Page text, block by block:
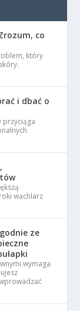
co
który
i dbać o
przyciąga
wachlarz
ze
wymaga